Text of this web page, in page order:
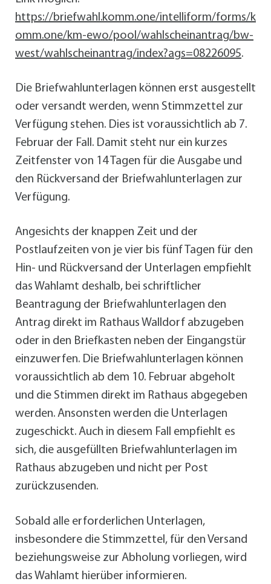
https://briefwahl.komm.one/intelliform/forms/k
omm.one/km-ewo/pool/wahlscheinantrag/bw-
west/wahlscheinantrag/index?ags=08226095.
Die Briefwahlunterlagen können erst ausgestellt
oder versandt werden, wenn Stimmzettel zur
Verfügung stehen. Dies ist voraussichtlich ab 7.
Februar der Fall. Damit steht nur ein kurzes
Zeitfenster von 14 Tagen für die Ausgabe und
den Rückversand der Briefwahlunterlagen zur
Verfügung.
Angesichts der knappen Zeit und der
Postlaufzeiten von je vier bis fünf Tagen für den
Hin- und Rückversand der Unterlagen empfiehlt
das Wahlamt deshalb, bei schriftlicher
Beantragung der Briefwahlunterlagen den
Antrag direkt im Rathaus Walldorf abzugeben
oder in den Briefkasten neben der Eingangstür
einzuwerfen. Die Briefwahlunterlagen können
voraussichtlich ab dem 10. Februar abgeholt
und die Stimmen direkt im Rathaus abgegeben
werden. Ansonsten werden die Unterlagen
zugeschickt. Auch in diesem Fall empfiehlt es
sich, die ausgefüllten Briefwahlunterlagen im
Rathaus abzugeben und nicht per Post
zurückzusenden.
Sobald alle erforderlichen Unterlagen,
insbesondere die Stimmzettel, für den Versand
beziehungsweise zur Abholung vorliegen, wird
das Wahlamt hierüber informieren.